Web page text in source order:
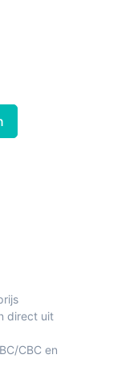
direct uit
CBC en